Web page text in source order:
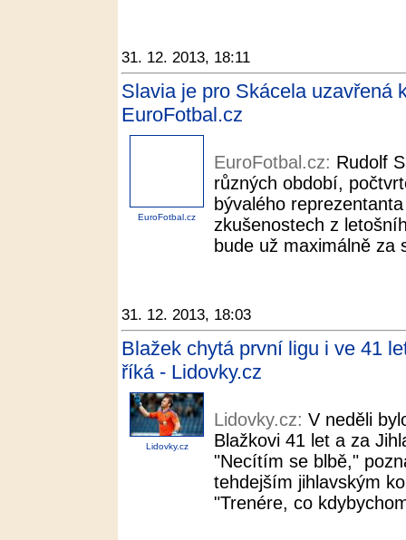
31. 12. 2013, 18:11
Slavia je pro Skácela uzavřená
EuroFotbal.cz
EuroFotbal.cz
EuroFotbal.cz: Rudolf
různých období,
bývalého
zkušenostech z
bude už maximálně za
31. 12. 2013, 18:03
Blažek chytá první ligu i ve 41
říká - Lidovky.cz
Lidovky.cz
Lidovky.cz: V neděli
Blažkovi 41 let a za
"Necítím se blbě,"
tehdejším jihlavským
"Trenére, co